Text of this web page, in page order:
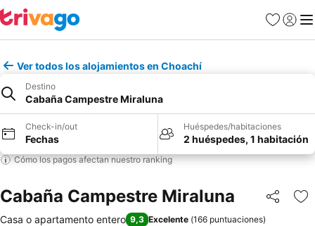
Favoritos
Iniciar
Ver todos los alojamientos en Choachí
Destino
Cabaña Campestre Miraluna
Check-in/out
Fechas
Huéspedes/habitaciones
2 huéspedes, 1 habitación
Cómo los pagos afectan nuestro ranking
Cabaña Campestre Miraluna Compartir
Casa o apartamento entero 9,3 Excelente (166 puntuaciones)